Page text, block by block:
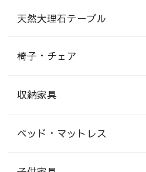
天然大理石テーブル
椅子・チェア
収納家具
ベッド・マットレス